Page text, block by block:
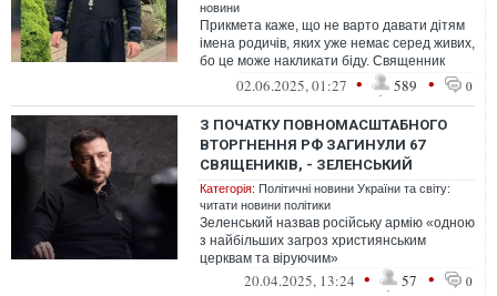
новини
Прикмета каже, що не варто давати дітям
імена родичів, яких уже немає серед живих,
бо це може накликати біду. Священник
пояснив, чи справді це так
02.06.2025, 01:27 • 589 • 0
З ПОЧАТКУ ПОВНОМАСШТАБНОГО
ВТОРГНЕННЯ РФ ЗАГИНУЛИ 67
СВЯЩЕНИКІВ, - ЗЕЛЕНСЬКИЙ
Категорія: Політичні новини України та світу:
читати новини політики
Зеленський назвав російську армію «одною
з найбільших загроз християнським
церквам та віруючим»
20.04.2025, 13:24 • 57 • 0